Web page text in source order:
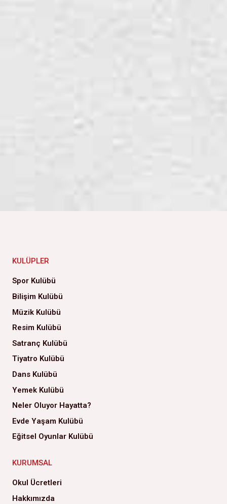
KULÜPLER
Spor Kulübü
Bilişim Kulübü
Müzik Kulübü
Resim Kulübü
Satranç Kulübü
Tiyatro Kulübü
Dans Kulübü
Yemek Kulübü
Neler Oluyor Hayatta?
Evde Yaşam Kulübü
Eğitsel Oyunlar Kulübü
KURUMSAL
Okul Ücretleri
Hakkımızda